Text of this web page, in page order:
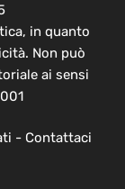
in quanto
Non può
ai sensi
- Contattaci